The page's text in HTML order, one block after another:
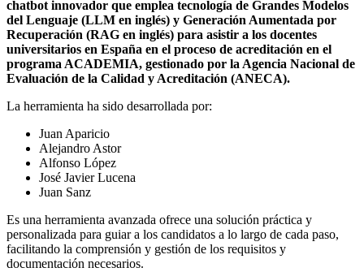
chatbot innovador que emplea tecnología de Grandes Modelos
del Lenguaje (LLM en inglés) y Generación Aumentada por
Recuperación (RAG en inglés) para asistir a los docentes
universitarios en España en el proceso de acreditación en el
programa ACADEMIA, gestionado por la Agencia Nacional de
Evaluación de la Calidad y Acreditación (ANECA).
La herramienta ha sido desarrollada por:
Juan Aparicio
Alejandro Astor
Alfonso López
José Javier Lucena
Juan Sanz
Es una herramienta avanzada ofrece una solución práctica y
personalizada para guiar a los candidatos a lo largo de cada paso,
facilitando la comprensión y gestión de los requisitos y
documentación necesarios.